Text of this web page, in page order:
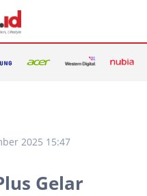
2025 15:47
Gelar